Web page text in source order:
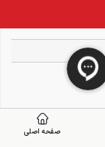
صفحه اصلی